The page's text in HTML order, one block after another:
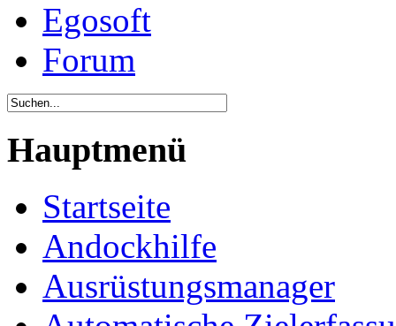
Egosoft
Forum
Hauptmenü
Startseite
Andockhilfe
Ausrüstungsmanager